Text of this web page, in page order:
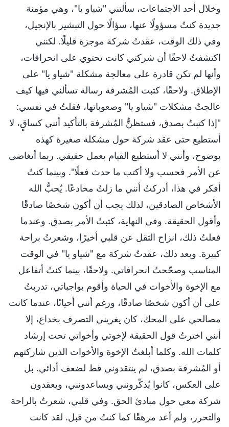
وخلال أحد الاجتماعات، سألتني "شياو يا"، وهي مؤمنة
جديدة كنتُ مسؤولًا عنها، سؤالًا حول التبشير بالإنجيل،
وفي ذلك الوقت، عقدتُ شركة موجزة قليلًا. لكنني
اكتشفتُ لاحقًا أن شركتي كانت تحتوي على انحرافات،
وأنها لم تكن قادرة على معالجة مشكلة "شياو يا" على
الإطلاق. ولاحقًا، كتبت المُشرفة رسالة تسألني فيها كيف
عالجتُ مشكلات "شياو يا" وصعوباتها، فقلتُ في نفسي:
"إذا كتبتُ بصدق، فستظنُّ المُشرفة بالتأكيد أنني كساقٍ، لا
أستطيع حتى عقد شركة حول مشكلة صغيرة كهذه
بوضوح، وأنني لا أستطيع القيام بعمل حقيقي. ربما أتغاضى
عن الأمر فحسب ولا أكتب ما حدث فعلًا". وبينما كنتُ
أفكر في هذا، أدركتُ أنني ما زلتُ مخادعًا. يُحبُّ الله
الأشخاص الصادقين، لذلك يجب أن أكون شخصًا صادقًا
وأقول الحقيقة. وفي النهاية، كتبتُ الأمر بصدق. وعندما
فعلتُ ذلك، انزاح الثقل عن قلبي أخيرًا، وشعرتُ براحة
كبيرة. وبعد ذلك، عقدتُ شركة مع "شياو يا" في الوقت
المناسب وصحّحتُ انحرافاتي. ولاحقًا، بينما كنتُ أتفاعل
مع الإخوة والأخوات في الحياة وأقوم بواجباتي، تدربتُ
على أن أكون شخصًا صادقًا، ورغم أنني أحيانًا، عندما كانت
مصالحي على المحك، كان يغريني التصرف بخداع، إلا
أنني اخترتُ قول الحقيقة لإخوتي وأخواتي تحت إرشاد
كلمات الله. وكلما أبلغتُ الإخوة والأخوات الذين شاركتهم
أو المُشرفة بصدق، لم ينتقدوني قط لضعف أدائي. بل
على العكس، كانوا يُذكّرونني ويساعدونني، ويعقدون
شركة معي حول مبادئ الحق. وفي قلبي، شعرتُ بالراحة
والتحرر، ولم أعد مرهقًا كما كنتُ من قبل. لقد كانت